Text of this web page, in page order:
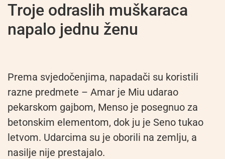
Troje odraslih muškaraca
napalo jednu ženu
Prema svjedočenjima, napadači su koristili
razne predmete – Amar je Miu udarao
pekarskom gajbom, Menso je posegnuo za
betonskim elementom, dok ju je Seno tukao
letvom. Udarcima su je oborili na zemlju, a
nasilje nije prestajalo.